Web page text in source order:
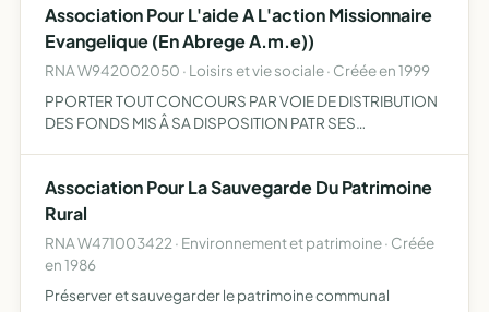
Association Pour L'aide A L'action Missionnaire
Evangelique (En Abrege A.m.e))
RNA W942002050 · Loisirs et vie sociale · Créée en 1999
PPORTER TOUT CONCOURS PAR VOIE DE DISTRIBUTION
DES FONDS MIS Â SA DISPOSITION PATR SES
CARACTèRE EVANGELIQUE QU'ELLE JUGERA BIEN ET CE
TA…
Association Pour La Sauvegarde Du Patrimoine
Rural
RNA W471003422 · Environnement et patrimoine · Créée
en 1986
Préserver et sauvegarder le patrimoine communal